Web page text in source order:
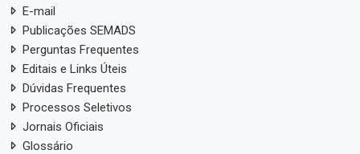
E-mail
Publicações SEMADS
Perguntas Frequentes
Editais e Links Úteis
Dúvidas Frequentes
Processos Seletivos
Jornais Oficiais
Glossário